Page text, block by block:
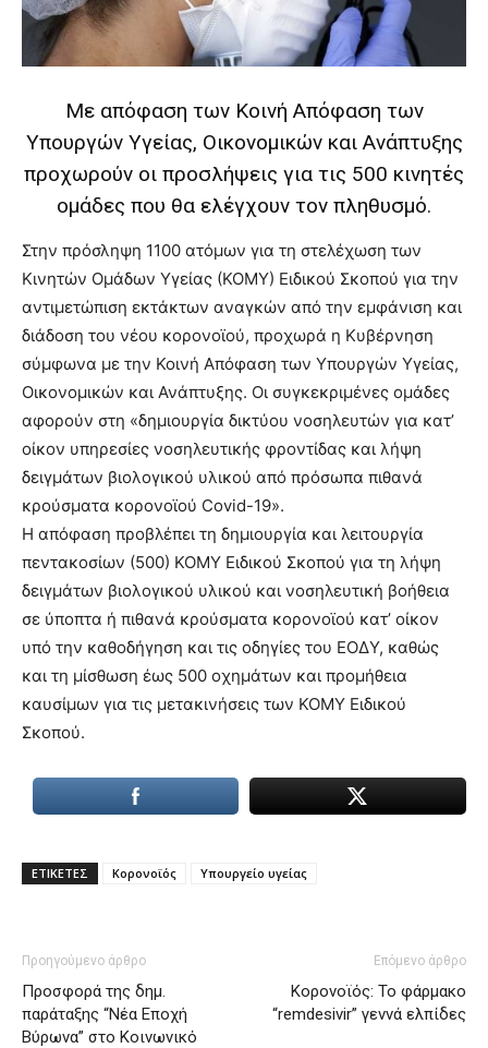
you
the
meaning
hd
porn
Με απόφαση των Κοινή Απόφαση των
Υπουργών Υγείας, Οικονομικών και Ανάπτυξης
προχωρούν οι προσλήψεις για τις 500 κινητές
ομάδες που θα ελέγχουν τον πληθυσμό.
Στην πρόσληψη 1100 ατόμων για τη στελέχωση των
Κινητών Ομάδων Υγείας (ΚΟΜΥ) Ειδικού Σκοπού για την
αντιμετώπιση εκτάκτων αναγκών από την εμφάνιση και
διάδοση του νέου κορονοϊού, προχωρά η Κυβέρνηση
σύμφωνα με την Κοινή Απόφαση των Υπουργών Υγείας,
Οικονομικών και Ανάπτυξης. Οι συγκεκριμένες ομάδες
αφορούν στη «δημιουργία δικτύου νοσηλευτών για κατ’
οίκον υπηρεσίες νοσηλευτικής φροντίδας και λήψη
δειγμάτων βιολογικού υλικού από πρόσωπα πιθανά
κρούσματα κορονοϊού Covid-19».
Η απόφαση προβλέπει τη δημιουργία και λειτουργία
πεντακοσίων (500) ΚΟΜΥ Ειδικού Σκοπού για τη λήψη
δειγμάτων βιολογικού υλικού και νοσηλευτική βοήθεια
σε ύποπτα ή πιθανά κρούσματα κορονοϊού κατ’ οίκον
υπό την καθοδήγηση και τις οδηγίες του ΕΟΔΥ, καθώς
και τη μίσθωση έως 500 οχημάτων και προμήθεια
καυσίμων για τις μετακινήσεις των ΚΟΜΥ Ειδικού
Σκοπού.
ΕΤΙΚΕΤΕΣ Κορονοϊός Υπουργείο υγείας
Προηγούμενο άρθρο
Προσφορά της δημ.
παράταξης “Νέα Εποχή
Βύρωνα” στο Κοινωνικό
Επόμενο άρθρο
Κορονοϊός: Το φάρμακο
“remdesivir” γεννά ελπίδες